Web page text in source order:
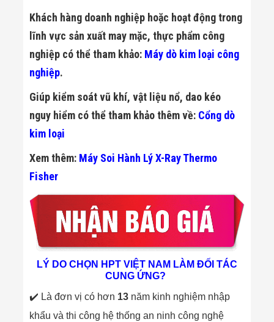
Khách hàng doanh nghiệp hoặc hoạt động trong
lĩnh vực sản xuất may mặc, thực phẩm công
nghiệp có thể tham khảo: Máy dò kim loại công
nghiệp.
Giúp kiểm soát vũ khí, vật liệu nổ, dao kéo
nguy hiểm có thể tham khảo thêm về: Cổng dò
kim loại
Xem thêm: Máy Soi Hành Lý X-Ray Thermo
Fisher
LÝ DO CHỌN HPT VIỆT NAM LÀM ĐỐI TÁC
CUNG ỨNG?
✔️ Là đơn vị có hơn 13 năm kinh nghiệm nhập
khẩu và thi công hệ thống an ninh công nghệ